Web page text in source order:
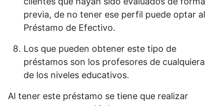
previa, de no tener ese perfil puede optar al
Préstamo de Efectivo.
Los que pueden obtener este tipo de
préstamos son los profesores de cualquiera
de los niveles educativos.
Al tener este préstamo se tiene que realizar